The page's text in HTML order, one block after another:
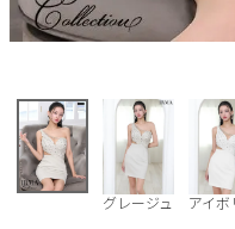
JENNNY
COMEX
グレージュ アイボ